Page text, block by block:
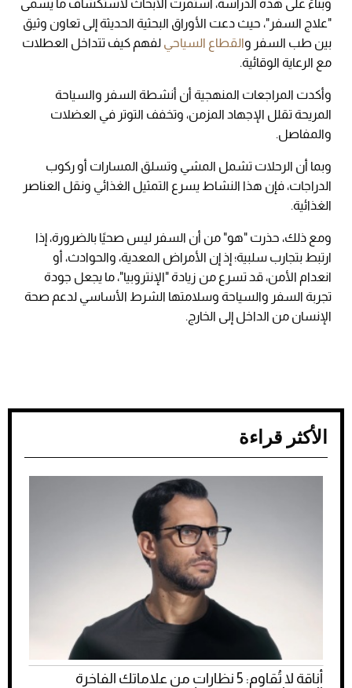
وبناءً على هذه الدراسة، استمرت الأبحاث لاستكشاف ما يسمى
"علاج السفر"، حيث دعت الأوراق البحثية الحديثة إلى تعاون وثيق
بين طب السفر والقطاع السياحي لفهم كيف تتداخل العطلات
مع الرعاية الوقائية.
وأكدت المراجعات المنهجية أن أنشطة السفر والسياحة
المريحة تقلل الإجهاد المزمن، وتخفف التوتر في العضلات
والمفاصل.
وبما أن الرحلات تشمل المشي وتسلق المسارات أو ركوب
الدراجات، فإن هذا النشاط يسرع التمثيل الغذائي ونقل العناصر
الغذائية.
ومع ذلك، حذرت "هو" من أن السفر ليس صحيًا بالضرورة، إذا
ارتبط بتجارب سلبية؛ إذ إن الأمراض المعدية، والحوادث، أو
انعدام الأمن، قد تسرع من زيادة "الإنتروبيا"، ما يجعل جودة
تجربة السفر والسياحة وسلامتها الشرط الأساسي لدعم صحة
الإنسان من الداخل إلى الخارج.
الأكثر قراءة
أناقة لا تُقاوم: 5 نظارات من علاماتك الفاخرة